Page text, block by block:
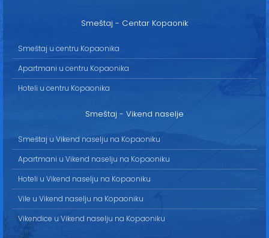
Smeštaj - Centar Kopaonik
Smeštaj u centru Kopaonika
Apartmani u centru Kopaonika
Hoteli u centru Kopaonika
Smeštaj - Vikend naselje
Smeštaj u Vikend naselju na Kopaoniku
Apartmani u Vikend naselju na Kopaoniku
Hoteli u Vikend naselju na Kopaoniku
Vile u Vikend naselju na Kopaoniku
Vikendice u Vikend naselju na Kopaoniku